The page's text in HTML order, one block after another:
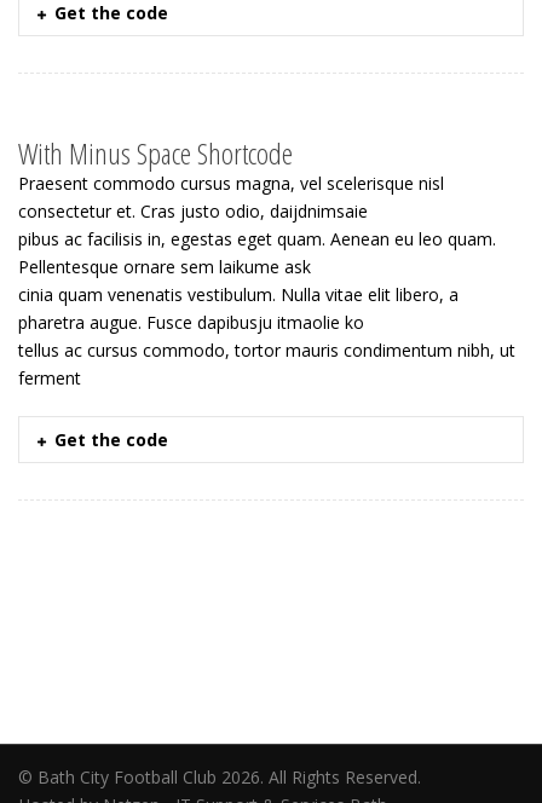
Get the code
With Minus Space Shortcode
Praesent commodo cursus magna, vel scelerisque nisl
consectetur et. Cras justo odio, daijdnimsaie
pibus ac facilisis in, egestas eget quam. Aenean eu leo quam.
Pellentesque ornare sem laikume ask
cinia quam venenatis vestibulum. Nulla vitae elit libero, a
pharetra augue. Fusce dapibusju itmaolie ko
tellus ac cursus commodo, tortor mauris condimentum nibh, ut
ferment
Get the code
© Bath City Football Club 2026. All Rights Reserved.